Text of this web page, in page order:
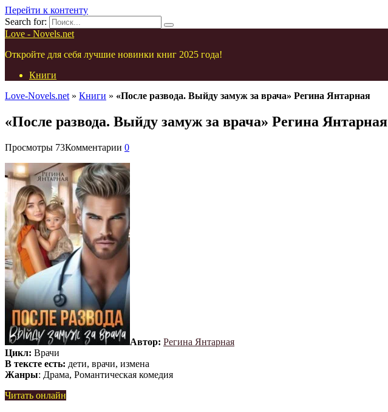
Перейти к контенту
Search for:
Love - Novels.net
Откройте для себя лучшие новинки книг 2025 года!
Книги
Love-Novels.net » Книги » «После развода. Выйду замуж за врача» Регина Янтарная
«После развода. Выйду замуж за врача» Регина Янтарная
Просмотры 73Комментарии 0
Автор: Регина Янтарная
Цикл: Врачи
В тексте есть: дети, врачи, измена
Жанры: Драма, Романтическая комедия
Читать онлайн